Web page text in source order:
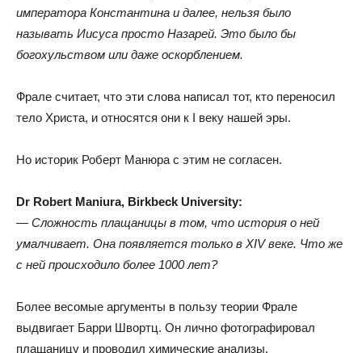
императора Константина и далее, нельзя было
называть Иисуса просто Назарей. Это было бы
богохульством или даже оскорблением.
Фрале считает, что эти слова написал тот, кто переносил
тело Христа, и относятся они к I веку нашей эры.
Но историк Роберт Манюра с этим не согласен.
Dr Robert Maniura, Birkbeck University:
— Сложность плащаницы в том, что история о ней
умалчивает. Она появляется только в XIV веке. Что же
с ней происходило более 1000 лет?
Более весомые аргументы в пользу теории Фрале
выдвигает Барри Швортц. Он лично фотографировал
плащаницу и проводил химические анализы.